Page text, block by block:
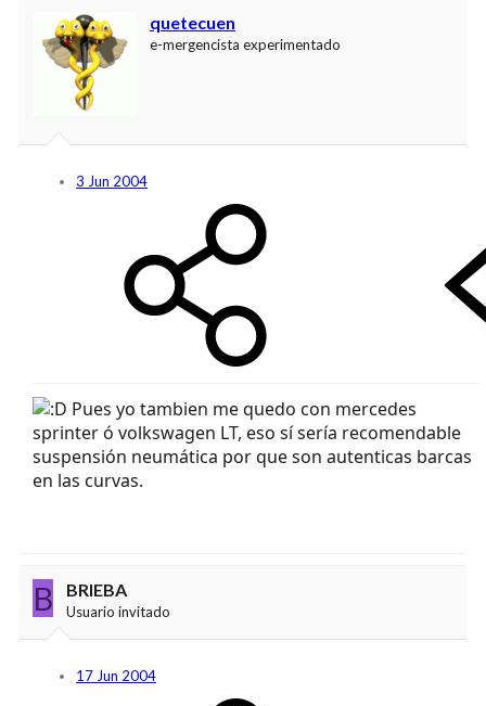
quetecuen
e-mergencista experimentado
3 Jun 2004
Pues yo tambien me quedo con mercedes
sprinter ó volkswagen LT, eso sí sería recomendable
suspensión neumática por que son autenticas barcas
en las curvas.
B BRIEBA
Usuario invitado
17 Jun 2004